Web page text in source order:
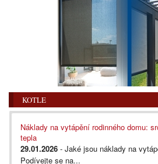
KOTLE
Náklady na vytápění rodinného domu:
tepla
29.01.2026 - Jaké jsou náklady na
Podívejte se na...